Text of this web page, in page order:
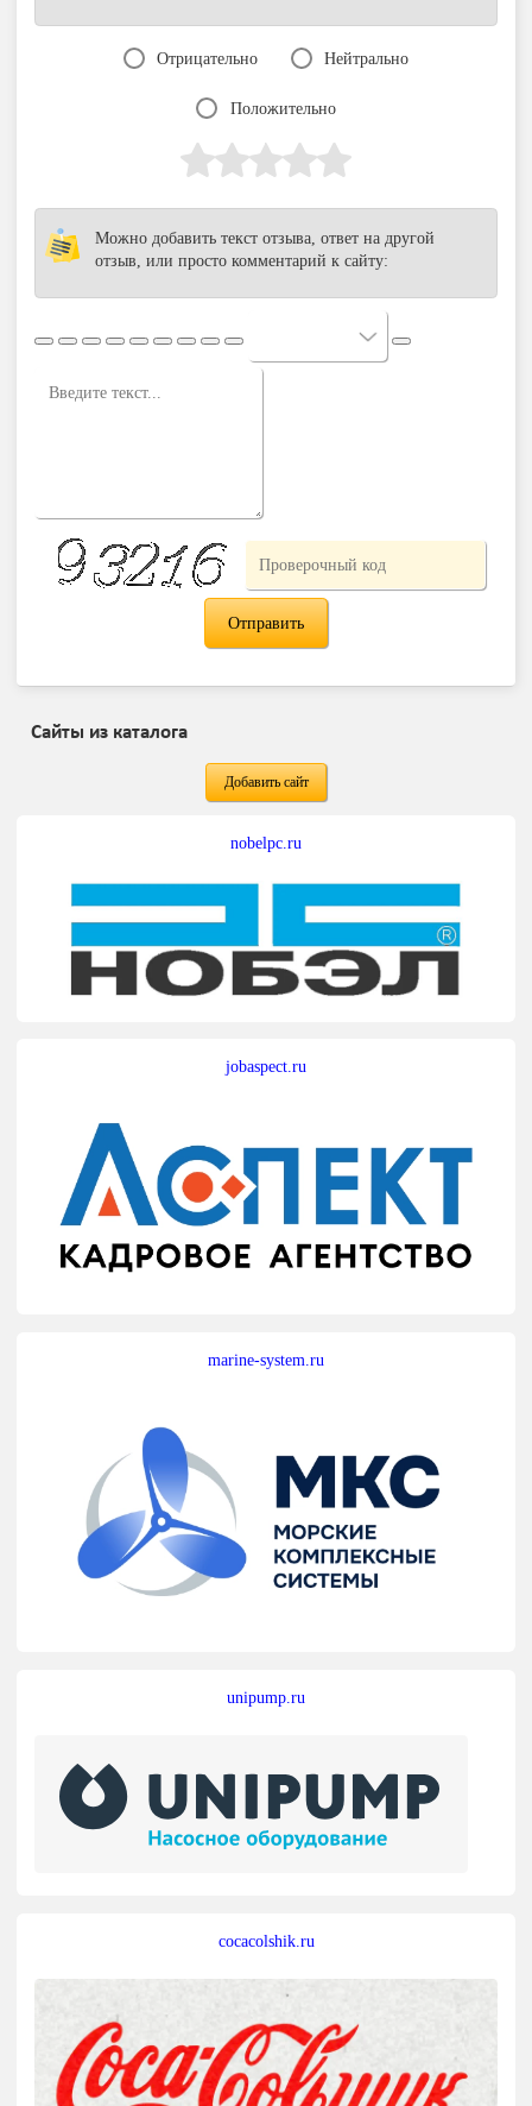
Отрицательно Нейтрально
Положительно
Можно добавить текст отзыва, ответ на другой
отзыв, или просто комментарий к сайту:
Сайты из каталога
Добавить сайт
nobelpc.ru
jobaspect.ru
marine-system.ru
unipump.ru
cocacolshik.ru